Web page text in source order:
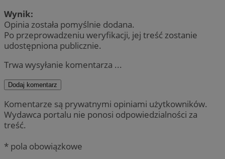
Wynik:
Opinia została pomyślnie dodana.
Po przeprowadzeniu weryfikacji, jej treść zostanie
udostępniona publicznie.
Trwa wysyłanie komentarza ...
Dodaj komentarz
Komentarze są prywatnymi opiniami użytkowników.
Wydawca portalu nie ponosi odpowiedzialności za
treść.
* pola obowiązkowe